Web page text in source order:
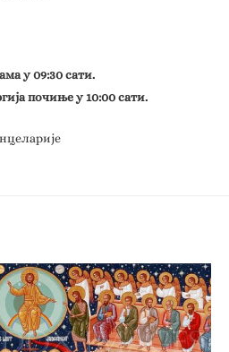
у 09:30 сати.
почиње у 10:00 сати.